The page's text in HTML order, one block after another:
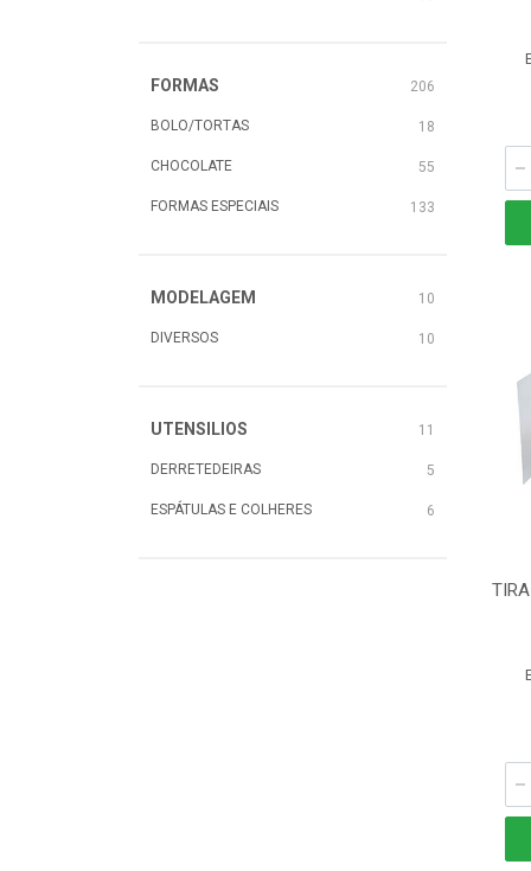
FORMAS 206
BOLO/TORTAS 18
CHOCOLATE 55
FORMAS ESPECIAIS 133
MODELAGEM 10
DIVERSOS 10
UTENSILIOS 11
DERRETEDEIRAS 5
ESPÁTULAS E COLHERES 6